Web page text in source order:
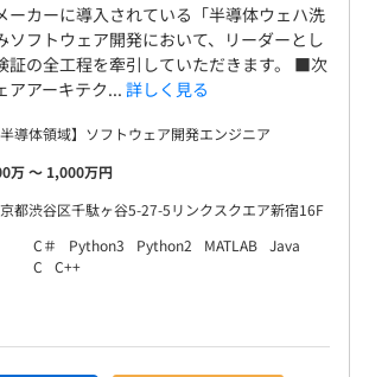
ーカーに導入されている「半導体ウェハ洗
ソフトウェア開発において、リーダーとし
証の全工程を牽引していただきます。 ■次
アアーキテク... 詳しく見る
半導体領域】ソフトウェア開発エンジニア
万 〜 1,000万円
都渋谷区千駄ヶ谷5-27-5リンクスクエア新宿16F
C＃ Python3 Python2 MATLAB Java
C
C++